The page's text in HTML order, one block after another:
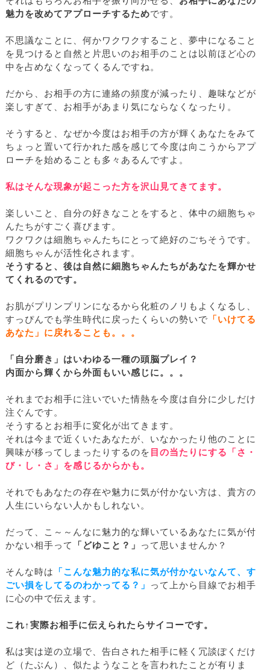
魅力を改めてアプローチするためです。
不思議なことに、何かワクワクすること、夢中になること
を見つけると自然と片思いのお相手のことは以前ほど心の
中を占めなくなってくるんですね。
だから、お相手の方に連絡の頻度が減ったり、趣味などが
楽しすぎて、お相手があまり気にならなくなったり。
そうすると、なぜか今度はお相手の方が輝くあなたをみて
ちょっと置いて行かれた感を感じて今度は向こうからアプ
ローチを始めることも多々あるんですよ。
私はそんな現象が起こった方を沢山見てきてます。
楽しいこと、自分の好きなことをすると、体中の細胞ちゃ
んたちがすごく喜びます。
ワクワクは細胞ちゃんたちにとって絶好のごちそうです。
細胞ちゃんが活性化されます。
そうすると、後は自然に細胞ちゃんたちがあなたを輝かせ
てくれるのです。
お肌がプリンプリンになるから化粧のノリもよくなるし、
すっぴんでも学生時代に戻ったくらいの勢いで 「いけてる
あなた」に戻れることも。。。
「自分磨き」はいわゆる一種の頭脳プレイ？
内面から輝くから外面もいい感じに。。。
それまでお相手に注いでいた情熱を今度は自分に少しだけ
注ぐんです。
そうするとお相手に変化が出てきます。
それは今まで近くいたあなたが、いなかったり他のことに
興味が移ってしまったりするのを 目の当たりにする「さ・
び・し・さ」を感じるからかも。
それでもあなたの存在や魅力に気が付かない方は、貴方の
人生にいらない人かもしれない。
だって、こ～～んなに魅力的な輝いているあなたに気が付
かない相手って
「どゆこと？」 って思いませんか？
そんな時は
「こんな魅力的な私に気が付かないなんて、す
ごい損をしてるのわかってる？」
って上から目線でお相手
に心の中で伝えます。
これ↑実際お相手に伝えられたらサイコーです。
私は実は逆の立場で、告白された相手に軽く冗談ぽくだけ
ど（たぶん）、似たようなことを言われたことが有りま